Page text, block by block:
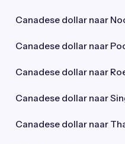
Canadese dollar naar
Canadese dollar naar
Canadese dollar naar
Canadese dollar naar
Canadese dollar naar